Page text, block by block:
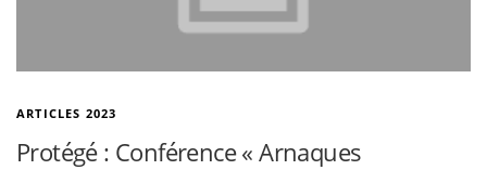
ARTICLES 2023
Protégé : Conférence « Arnaques